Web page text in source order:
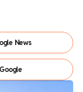
News